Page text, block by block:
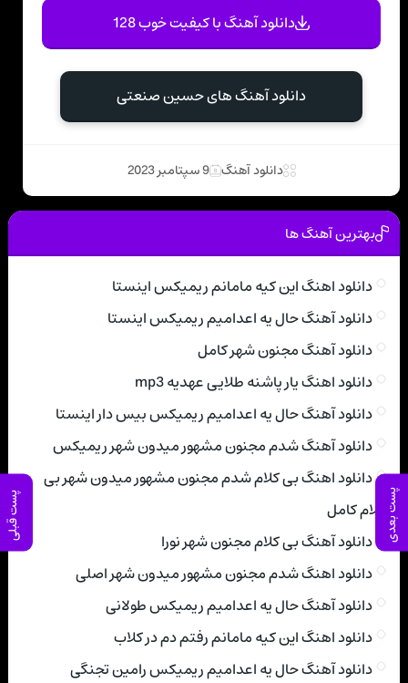
پست بعدی پست قبلی
دانلود آهنگ با کیفیت خوب 128
دانلود آهنگ های حسین صنعتی
دانلود آهنگ 9 سپتامبر 2023
بهترین آهنگ ها
دانلود اهنگ این کیه مامانم ریمیکس اینستا
دانلود آهنگ حال یه اعدامیم ریمیکس اینستا
دانلود آهنگ مجنون شهر کامل
دانلود اهنگ یار پاشنه طلایی عهدیه mp3
دانلود آهنگ حال یه اعدامیم ریمیکس بیس دار اینستا
دانلود آهنگ شدم مجنون مشهور میدون شهر ریمیکس
دانلود اهنگ بی کلام شدم مجنون مشهور میدون شهر بی
کلام کامل
دانلود آهنگ بی کلام مجنون شهر نورا
دانلود اهنگ شدم مجنون مشهور میدون شهر اصلی
دانلود آهنگ حال یه اعدامیم ریمیکس طولانی
دانلود اهنگ این کیه مامانم رفتم دم در کلاب
دانلود آهنگ حال یه اعدامیم ریمیکس رامین تجنگی